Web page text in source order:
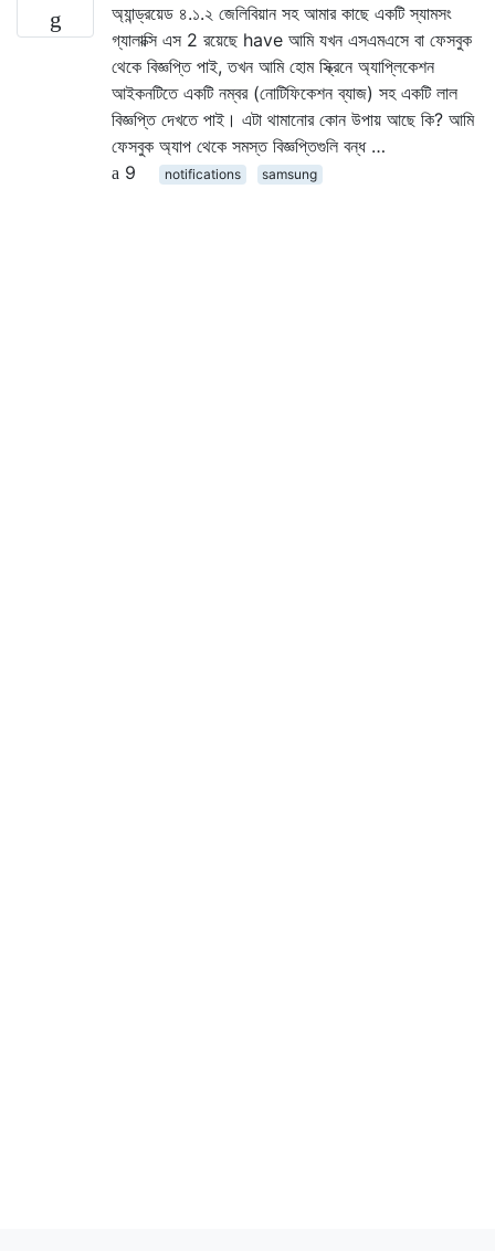
অ্যান্ড্রয়েড ৪.১.২ জেলিবিয়ান সহ আমার কাছে একটি স্যামসং
গ্যালাক্সি এস 2 রয়েছে have আমি যখন এসএমএসে বা ফেসবুক
থেকে বিজ্ঞপ্তি পাই, তখন আমি হোম স্ক্রিনে অ্যাপ্লিকেশন
আইকনটিতে একটি নম্বর (নোটিফিকেশন ব্যাজ) সহ একটি লাল
বিজ্ঞপ্তি দেখতে পাই। এটা থামানোর কোন উপায় আছে কি? আমি
ফেসবুক অ্যাপ থেকে সমস্ত বিজ্ঞপ্তিগুলি বন্ধ …
9
notifications samsung